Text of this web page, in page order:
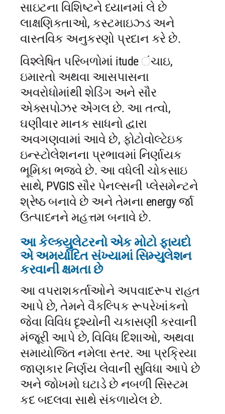
સાઇટના વિશિષ્ટને ધ્યાનમાં લે છે
લાક્ષણિકતાઓ, કસ્ટમાઇઝ્ડ અને
વાસ્તવિક અનુકરણો પ્રદાન કરે છે.
વિશ્લેષિત પરિબળોમાં itude ંચાઇ,
ઇમારતો અથવા આસપાસના
અવરોધોમાંથી શેડિંગ અને સૌર
એક્સપોઝર એંગલ છે. આ તત્વો,
ઘણીવાર માનક સાધનો દ્વારા
અવગણવામાં આવે છે, ફોટોવોલ્ટેઇક
ઇન્સ્ટોલેશનના પ્રભાવમાં નિર્ણાયક
ભૂમિકા ભજવે છે. આ વધેલી ચોકસાઇ
સાથે, PVGIS સૌર પેનલ્સની પ્લેસમેન્ટને
શ્રેષ્ઠ બનાવે છે અને તેમના energy ર્જા
ઉત્પાદનને મહત્તમ બનાવે છે.
આ કેલ્ક્યુલેટરનો એક મોટો ફાયદો
એ અમર્યાદિત સંખ્યામાં સિમ્યુલેશન
કરવાની ક્ષમતા છે
આ વપરાશકર્તાઓને અપવાદરૂપ રાહત
આપે છે, તેમને વૈકલ્પિક રૂપરેખાંકનો
જેવા વિવિધ દૃશ્યોની ચકાસણી કરવાની
મંજૂરી આપે છે, વિવિધ દિશાઓ, અથવા
સમાયોજિત નમેલા સ્તર. આ પ્રક્રિયા
જાણકાર નિર્ણય લેવાની સુવિધા આપે છે
અને જોખમો ઘટાડે છે નબળી સિસ્ટમ
કદ બદલવા સાથે સંકળાયેલ છે.